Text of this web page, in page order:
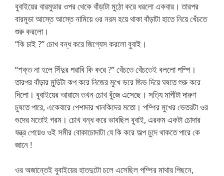
বুবাইয়ের বারমুডার ওপর থেকে বাঁড়াটা মুঠো করে ধরলো একবার। তারপর
বারমুডা আস্তে আস্তে নামিয়ে ওর নরম হয়ে থাকা বাঁড়াটা হাতে নিয়ে খেঁচতে
শুরু করলো।
“কি চাই ?” চোখ বন্ধ করে জিগ্যেস করলো বুবাই।
“শক্ত না হলে সিঁদুর পরাবি কি করে ?” খেঁচতে খেঁচতেই বললো পম্পি।
তারপর বাঁড়ার মুন্ডিটা কপ করে নিজের মুখে ভরে জিভ দিয়ে ঘষতে শুরু করে
দিলো। বুবাইয়ের আরামে তখন চোখ বুঁজে এসেছে। সত্যি মাগীটা দারুণ
চুষতে পারে, একেবারে পেশাদার খানকিদের মতো। পম্পির মুখের ভেতরটা ওর
গুদের মতোই গরম। চোখ বন্ধ করে ভাবছিল বুবাই, এরকম একটা চোদার
যন্ত্র পেয়েও ওই সমীর বোকাচোদাটা যে কি করে অল্প চুদে থাকতে পারে কে
জানে !
ওর অজান্তেই বুবাইয়ের হাতদুটো চলে এসেছিল পম্পির মাথার পিছনে,